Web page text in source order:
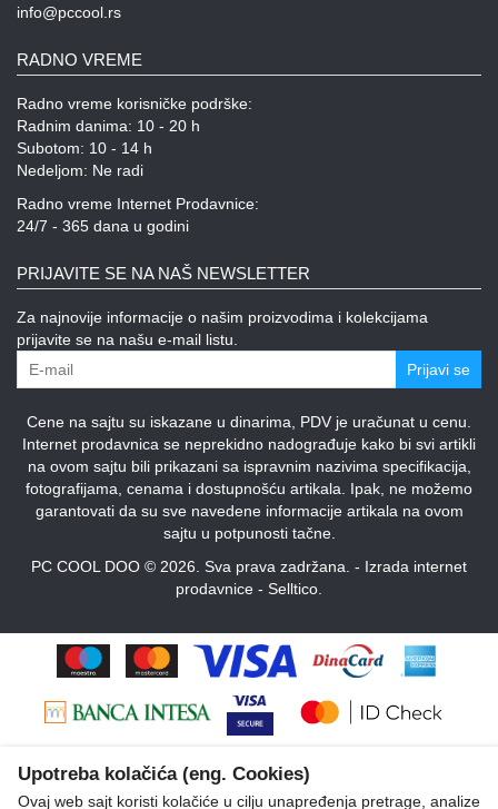
info@pccool.rs
RADNO VREME
Radno vreme korisničke podrške:
Radnim danima: 10 - 20 h
Subotom: 10 - 14 h
Nedeljom: Ne radi
Radno vreme Internet Prodavnice:
24/7 - 365 dana u godini
PRIJAVITE SE NA NAŠ NEWSLETTER
Za najnovije informacije o našim proizvodima i kolekcijama
prijavite se na našu e-mail listu.
Prijavi se
Cene na sajtu su iskazane u dinarima, PDV je uračunat u cenu.
Internet prodavnica se neprekidno nadograđuje kako bi svi artikli
na ovom sajtu bili prikazani sa ispravnim nazivima specifikacija,
fotografijama, cenama i dostupnošću artikala. Ipak, ne možemo
garantovati da su sve navedene informacije artikala na ovom
sajtu u potpunosti tačne.
PC COOL DOO © 2026. Sva prava zadržana. - Izrada internet
prodavnice - Selltico.
Upotreba kolačića (eng. Cookies)
Ovaj web sajt koristi kolačiće u cilju unapređenja pretrage, analize